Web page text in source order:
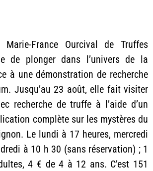
France Ourcival de Truffes
de plonger dans l’univers de la
à une démonstration de recherche
Jusqu’au 23 août, elle fait visiter
recherche de truffe à l’aide d’un
complète sur les mystères du
Le lundi à 17 heures, mercredi
à 10 h 30 (sans réservation) ; 1
4 € de 4 à 12 ans. C’est 151